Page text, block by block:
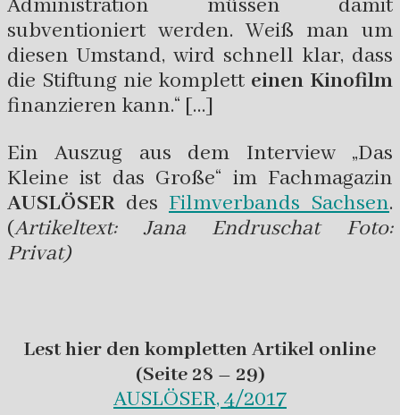
subventioniert werden. Weiß man um
diesen Umstand, wird schnell klar, dass
die Stiftung nie komplett einen Kinofilm
finanzieren kann.“ […]
Ein Auszug aus dem Interview „Das
Kleine ist das Große“ im Fachmagazin
AUSLÖSER des Filmverbands Sachsen.
(Artikeltext: Jana Endruschat Foto:
Privat)
Lest hier den kompletten Artikel online
(Seite 28 – 29)
AUSLÖSER, 4/2017